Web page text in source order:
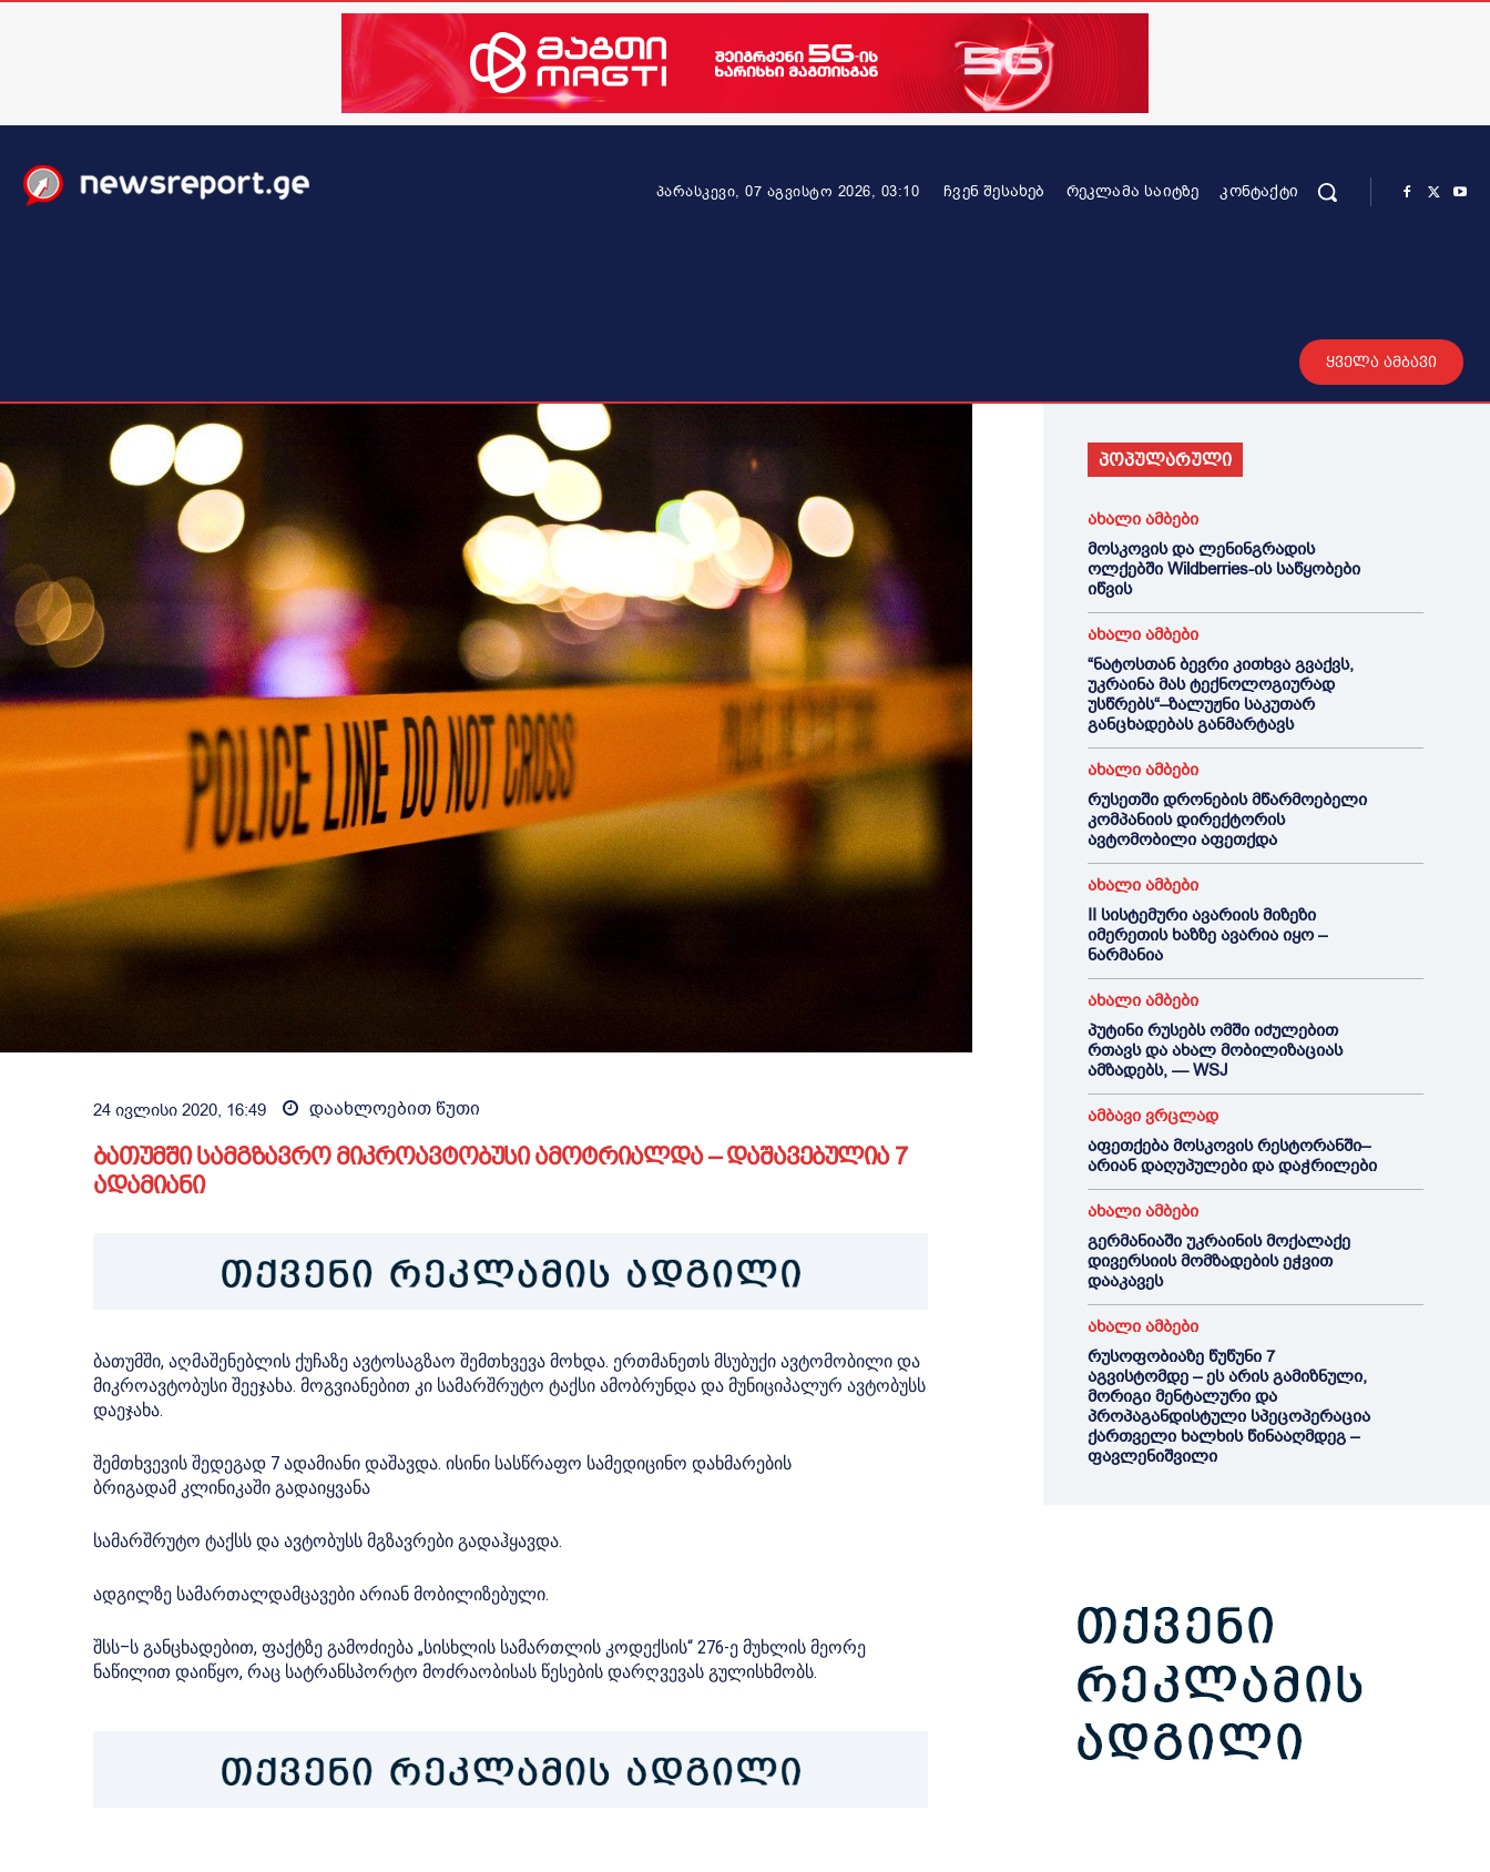
პარასკევი, 07 აგვისტო 2026, 03:10 ᲩᲕᲔᲜ ᲨᲔᲡᲐᲮᲔᲑ ᲠᲔᲙᲚᲐᲛᲐ ᲡᲐᲘᲢᲖᲔ ᲙᲝᲜᲢᲐᲥᲢᲘ
ყველა ამბავი
24 ივლისი 2020, 16:49 დაახლოებით წუთი
ბათუმში სამგზავრო მიკროავტობუსი ამოტრიალდა – დაშავებულია 7
ადამიანი
ბათუმში, აღმაშენებლის ქუჩაზე ავტოსაგზაო შემთხვევა მოხდა. ერთმანეთს მსუბუქი ავტომობილი და
მიკროავტობუსი შეეჯახა. მოგვიანებით კი სამარშრუტო ტაქსი ამობრუნდა და მუნიციპალურ ავტობუსს
დაეჯახა.
შემთხვევის შედეგად 7 ადამიანი დაშავდა. ისინი სასწრაფო სამედიცინო დახმარების
ბრიგადამ კლინიკაში გადაიყვანა
სამარშრუტო ტაქსს და ავტობუსს მგზავრები გადაჰყავდა.
ადგილზე სამართალდამცავები არიან მობილიზებული.
შსს–ს განცხადებით, ფაქტზე გამოძიება „სისხლის სამართლის კოდექსის“ 276-ე მუხლის მეორე
ნაწილით დაიწყო, რაც სატრანსპორტო მოძრაობისას წესების დარღვევას გულისხმობს.
პოპულარული
ახალი ამბები
მოსკოვის და ლენინგრადის
ოლქებში Wildberries-ის საწყობები
იწვის
ახალი ამბები
“ნატოსთან ბევრი კითხვა გვაქვს,
უკრაინა მას ტექნოლოგიურად
უსწრებს“–ზალუჟნი საკუთარ
განცხადებას განმარტავს
ახალი ამბები
რუსეთში დრონების მწარმოებელი
კომპანიის დირექტორის
ავტომობილი აფეთქდა
ახალი ამბები
II სისტემური ავარიის მიზეზი
იმერეთის ხაზზე ავარია იყო –
ნარმანია
ახალი ამბები
პუტინი რუსებს ომში იძულებით
რთავს და ახალ მობილიზაციას
ამზადებს, — WSJ
ამბავი ვრცლად
აფეთქება მოსკოვის რესტორანში–
არიან დაღუპულები და დაჭრილები
ახალი ამბები
გერმანიაში უკრაინის მოქალაქე
დივერსიის მომზადების ეჭვით
დააკავეს
ახალი ამბები
რუსოფობიაზე წუწუნი 7
აგვისტომდე – ეს არის გამიზნული,
მორიგი მენტალური და
პროპაგანდისტული სპეცოპერაცია
ქართველი ხალხის წინააღმდეგ –
ფავლენიშვილი